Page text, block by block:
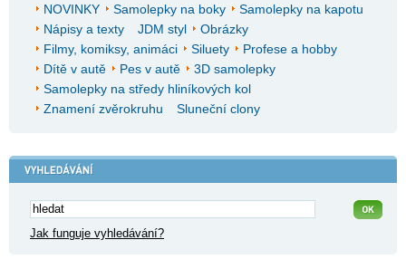
NOVINKY Samolepky na boky
Samolepky na kapotu
Nápisy a texty
JDM styl
Obrázky
Filmy, komiksy, animáci
Siluety
Profese a hobby
Dítě v autě
Pes v autě
3D samolepky
Samolepky na středy hliníkových kol
Znamení zvěrokruhu
Sluneční clony
Jak funguje vyhledávání?